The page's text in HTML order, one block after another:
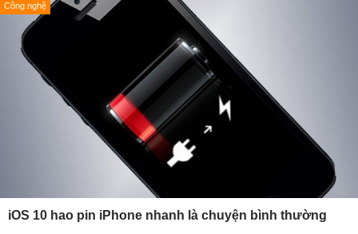
Công nghệ
iOS 10 hao pin iPhone nhanh là chuyện bình thường